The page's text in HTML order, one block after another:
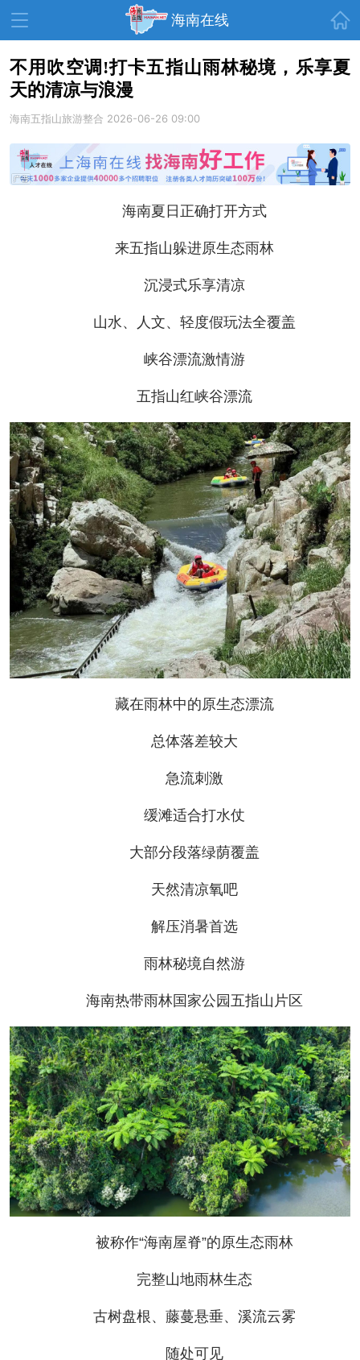
海南在线
资讯中心 热点
教育 健康 房产
不用吹空调!打卡五指山雨林秘境，乐享夏
天的清凉与浪漫
海南五指山旅游整合 2026-06-26 09:00
海南夏日正确打开方式
来五指山躲进原生态雨林
沉浸式乐享清凉
山水、人文、轻度假玩法全覆盖
峡谷漂流激情游
五指山红峡谷漂流
藏在雨林中的原生态漂流
总体落差较大
急流刺激
缓滩适合打水仗
大部分段落绿荫覆盖
天然清凉氧吧
解压消暑首选
雨林秘境自然游
海南热带雨林国家公园五指山片区
被称作“海南屋脊”的原生态雨林
完整山地雨林生态
古树盘根、藤蔓悬垂、溪流云雾
随处可见